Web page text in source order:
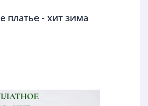
платье - хит зима